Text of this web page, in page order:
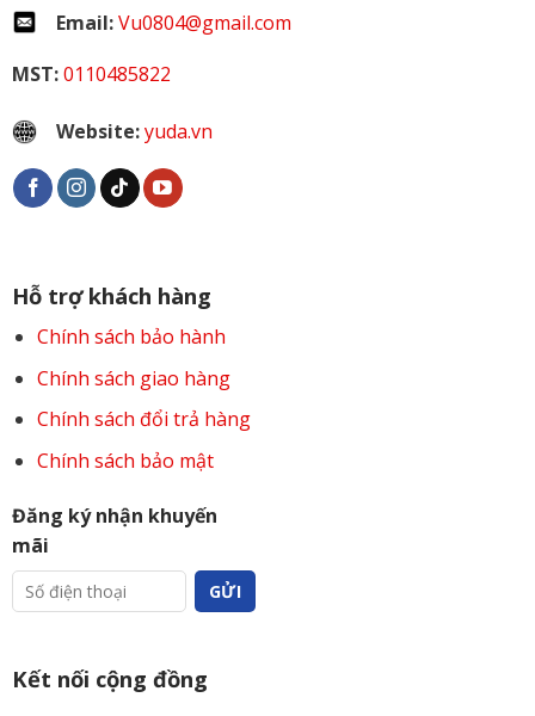
Email:Vu0804@gmail.com
MST:0110485822
Website:yuda.vn
Hỗ trợ khách hàng
Chính sách bảo hành
Chính sách giao hàng
Chính sách đổi trả hàng
Chính sách bảo mật
Đăng ký nhận khuyến
mãi
Kết nối cộng đồng